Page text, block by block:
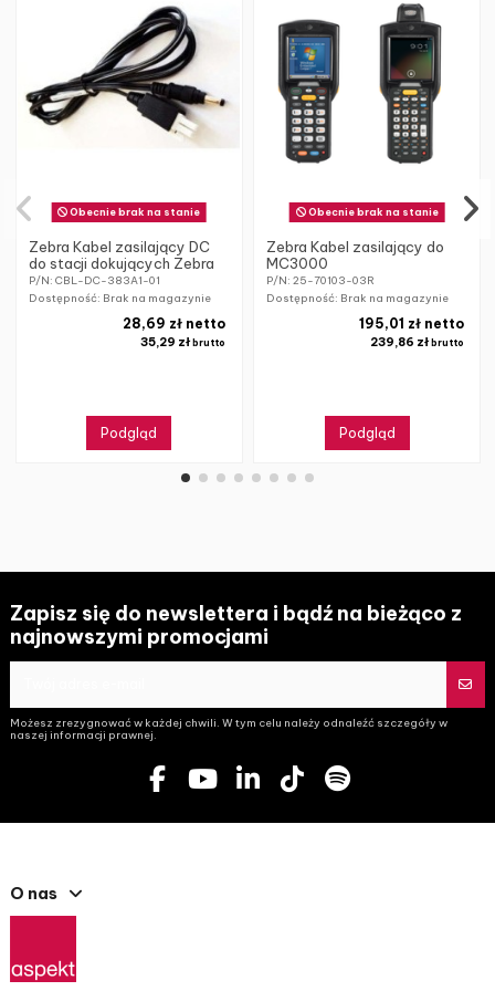
Obecnie brak na stanie
Zebra Kabel zasilający DC
do stacji dokujących Zebra
P/N: CBL-DC-383A1-01
Dostępność: Brak na magazynie
35,29 złbrutto
28,69 zł netto
Podgląd
Obecnie brak na stanie
Zebra Kabel zasilający do
MC3000
P/N: 25-70103-03R
Dostępność: Brak na magazynie
239,86 zł brutto
195,01 zł netto
Podgląd
Zapisz się do newslettera i bądź na bieżąco z
najnowszymi promocjami
Możesz zrezygnować w każdej chwili. W tym celu należy odnaleźć szczegóły w
naszej informacji prawnej.
O nas